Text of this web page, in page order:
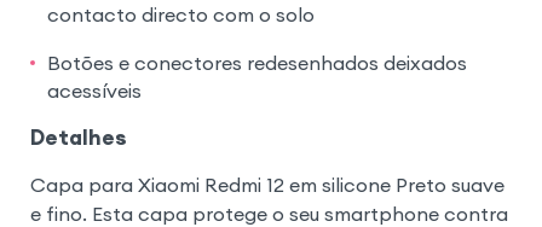
contacto directo com o solo
Botões e conectores redesenhados deixados
acessíveis
Detalhes
Capa para Xiaomi Redmi 12 em silicone Preto suave
e fino. Esta capa protege o seu smartphone contra